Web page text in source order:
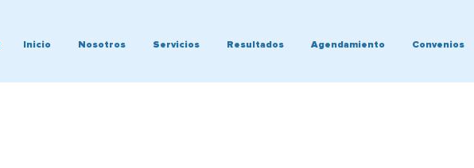
Inicio Nosotros Servicios Resultados Agendamiento Convenios